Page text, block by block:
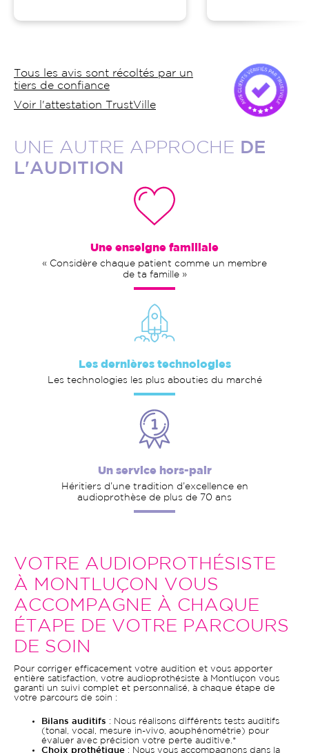
Tous les avis sont récoltés par un
tiers de confiance
Voir l'attestation TrustVille
UNE AUTRE APPROCHE
DE
L'AUDITION
Une enseigne familiale
« Considère chaque patient comme un membre
de ta famille »
Les dernières technologies
Les technologies les plus abouties du marché
Un service hors-pair
Héritiers d’une tradition d’excellence en
audioprothèse de plus de 70 ans
VOTRE AUDIOPROTHÉSISTE
À MONTLUÇON VOUS
ACCOMPAGNE À CHAQUE
ÉTAPE DE VOTRE PARCOURS
DE SOIN
Pour corriger efficacement votre audition et vous apporter
entière satisfaction, votre audioprothésiste à Montluçon vous
garanti un suivi complet et personnalisé, à chaque étape de
votre parcours de soin :
Bilans auditifs : Nous réalisons différents tests auditifs
(tonal, vocal, mesure in-vivo, aouphénométrie) pour
évaluer avec précision votre perte auditive.*
Choix prothétique : Nous vous accompagnons dans la